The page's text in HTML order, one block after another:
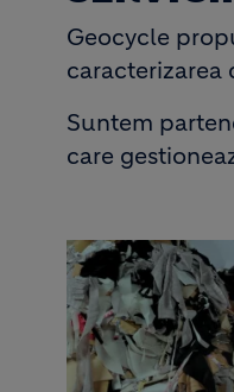
Geocycle
caracterizarea
Suntem
care